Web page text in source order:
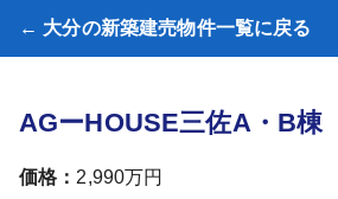
← 大分の新築建売物件一覧に戻る
AGーHOUSE三佐A・B棟
価格： 2,990万円